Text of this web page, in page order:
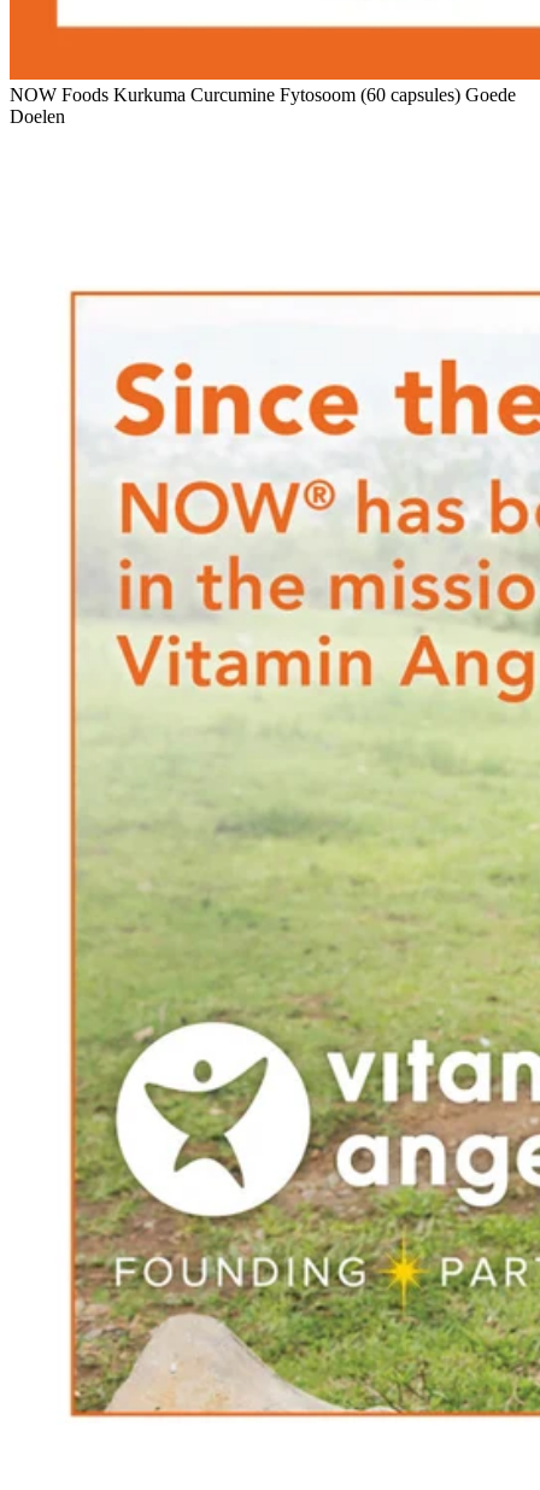
NOW Foods Kurkuma Curcumine Fytosoom (60 capsules) Goede
Doelen